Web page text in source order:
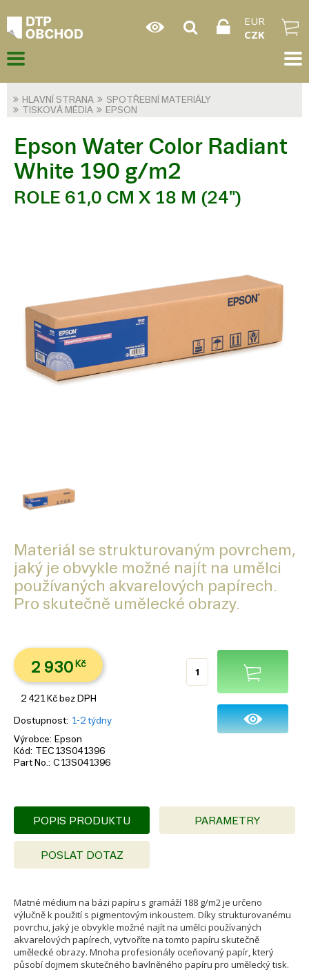
EUR
CZK
HLAVNÍ STRANA
SPOTŘEBNÍ MATERIÁLY
TISKOVÁ MÉDIA
EPSON
Epson Water Color Radiant
White 190 g/m2
ROLE 61,0 CM X 18 M (24")
Materiál se strukturovaným povrchem,
jaký je obvykle možné najít na umělci
používaných akvarelových papírech.
Pro skutečně umělecké obrazy.
2 930 Kč
2 421 Kč bez DPH
Dostupnost 1-2 týdny
Výrobce
Epson
Kód
TEC13S041396
Part No. C13S041396
POPIS PRODUKTU PARAMETRY
POSLAT DOTAZ
Matné médium na bázi papíru s gramáží 188 g/m2 je určeno
výlučně k použití s pigmentovým inkoustem. Díky strukturovanému
povrchu, jaký je obvykle možné najít na umělci používaných
akvarelových papírech, vytvoříte na tomto papíru skutečně
umělecké obrazy. Mnoha profesionály oceňovaný papír, který
působí dojmem skutečného bavlněného papíru pro umělecký tisk.